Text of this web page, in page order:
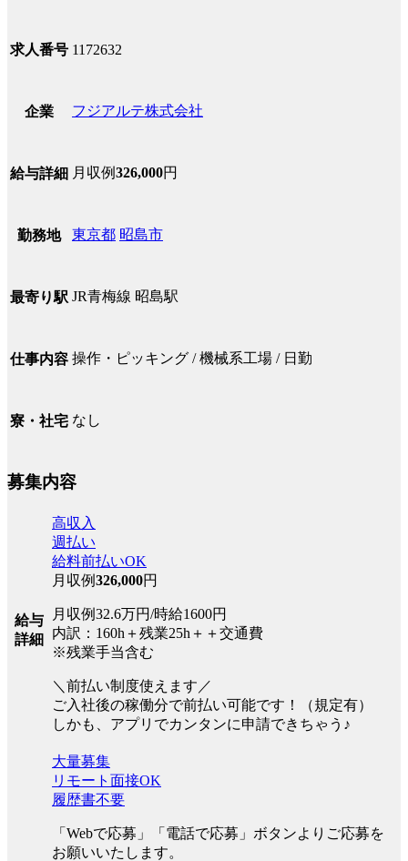
求人番号 1172632
企業 フジアルテ株式会社
給与詳細 月収例326,000円
勤務地 東京都 昭島市
最寄り駅 JR青梅線 昭島駅
仕事内容 操作・ピッキング / 機械系工場 / 日勤
寮・社宅 なし
募集内容
給与
詳細
高収入
週払い
給料前払いOK
月収例326,000円
月収例32.6万円/時給1600円
内訳：160h＋残業25h＋＋交通費
※残業手当含む
＼前払い制度使えます／
ご入社後の稼働分で前払い可能です！（規定有）
しかも、アプリでカンタンに申請できちゃう♪
大量募集
リモート面接OK
履歴書不要
「Webで応募」「電話で応募」ボタンよりご応募を
お願いいたします。